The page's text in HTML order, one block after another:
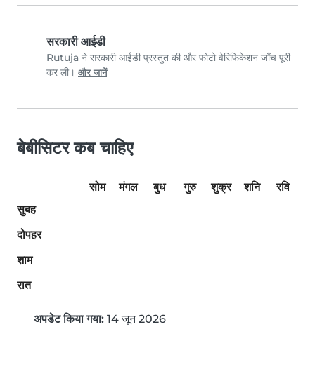
सरकारी आईडी
Rutuja ने सरकारी आईडी प्रस्तुत की और फोटो वेरिफिकेशन जाँच पूरी
कर ली। और जानें
बेबीसिटर कब चाहिए
सोम मंगल बुध गुरु शुक्र शनि
रवि
सुबह
दोपहर
शाम
रात
अपडेट किया गया: 14 जून 2026